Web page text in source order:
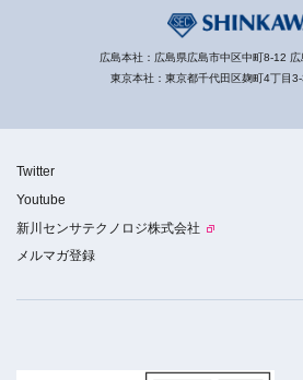
広島本社：広島県広島市中区中町8-12
東京本社：東京都千代田区麹町4丁目
Twitter
Youtube
新川センサテクノロジ株式会社
メルマガ登録